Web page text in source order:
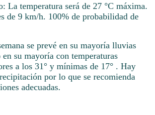
La temperatura será de 27 °C máxima.
de 9 km/h. 100% de probabilidad de
se prevé en su mayoría lluvias
su mayoría con temperaturas
a los 31° y mínimas de 17° . Hay
por lo que se recomienda
adecuadas.